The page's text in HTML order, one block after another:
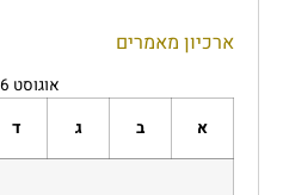
ארכיון מאמרים
אוגוסט 2026
א
ב ג ד